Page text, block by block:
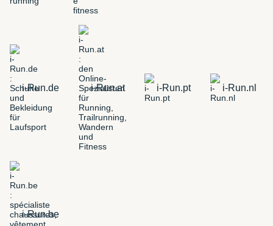
i-Run.de i-Run.at i-Run.pt i-Run.nl
i-Run.be